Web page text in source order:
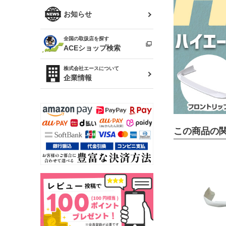
ソアラ
アルテッツァ
プロボックス
RAV4
R34 スカイライン
スカイライン
（ER34/R33/ECR33/R32）
キャラバン
ローレル
セフィーロ
ファッション小物
雑貨・ステーショナリー
ベビー用品
お知らせ
全国の取扱店を探す
ACEショップ検索
株式会社エースについて
企業情報
この商品の